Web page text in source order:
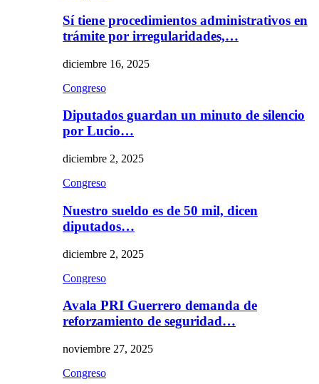
Sí tiene procedimientos administrativos en
trámite por irregularidades,…
diciembre 16, 2025
Congreso
Diputados guardan un minuto de silencio
por Lucio…
diciembre 2, 2025
Congreso
Nuestro sueldo es de 50 mil, dicen
diputados…
diciembre 2, 2025
Congreso
Avala PRI Guerrero demanda de
reforzamiento de seguridad…
noviembre 27, 2025
Congreso